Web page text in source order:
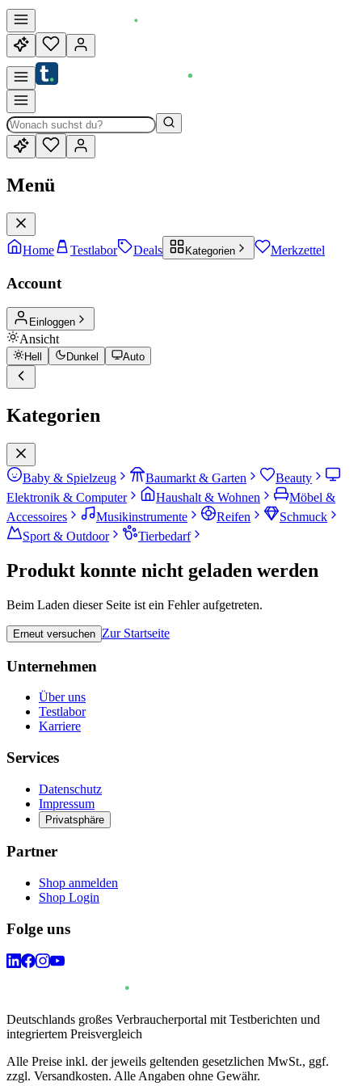
Menü
Home Testlabor Deals Kategorien Merkzettel
Account
Einloggen
Ansicht
Hell Dunkel Auto
Kategorien
Baby & Spielzeug Baumarkt & Garten
Beauty
Elektronik & Computer
Haushalt & Wohnen
Möbel &
Accessoires
Musikinstrumente Reifen
Schmuck
Sport & Outdoor
Tierbedarf
Produkt konnte nicht geladen werden
Beim Laden dieser Seite ist ein Fehler aufgetreten.
Erneut versuchen Zur Startseite
Unternehmen
Über uns
Testlabor
Karriere
Services
Datenschutz
Impressum
Privatsphäre
Partner
Shop anmelden
Shop Login
Folge uns
Deutschlands großes Verbraucherportal mit Testberichten und
integriertem Preisvergleich
Alle Preise inkl. der jeweils geltenden gesetzlichen MwSt., ggf.
zzgl. Versandkosten. Alle Angaben ohne Gewähr.